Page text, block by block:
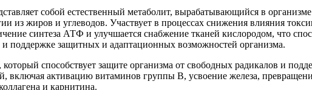
собой естественный метаболит, вырабатывающийся в
из жиров и углеводов. Участвует в процессах снижения влияния
синтеза АТФ и улучшается снабжение тканей кислородом, что
поддержке защитных и адаптационных возможностей организма.
который способствует защите организма от свободных радикалов и
включая активацию витаминов группы В, усвоение железа,
и карнитина.